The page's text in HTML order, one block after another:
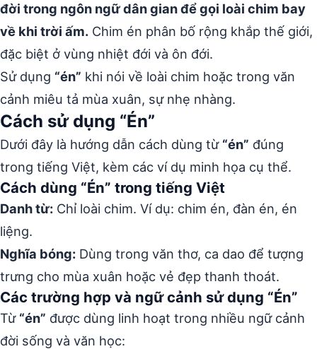
đời trong ngôn ngữ dân gian để gọi loài chim bay
về khi trời ấm. Chim én phân bố rộng khắp thế giới,
đặc biệt ở vùng nhiệt đới và ôn đới.
Sử dụng “én” khi nói về loài chim hoặc trong văn
cảnh miêu tả mùa xuân, sự nhẹ nhàng.
Cách sử dụng “Én”
Dưới đây là hướng dẫn cách dùng từ “én” đúng
trong tiếng Việt, kèm các ví dụ minh họa cụ thể.
Cách dùng “Én” trong tiếng Việt
Danh từ: Chỉ loài chim. Ví dụ: chim én, đàn én, én
liệng.
Nghĩa bóng: Dùng trong văn thơ, ca dao để tượng
trưng cho mùa xuân hoặc vẻ đẹp thanh thoát.
Các trường hợp và ngữ cảnh sử dụng “Én”
Từ “én” được dùng linh hoạt trong nhiều ngữ cảnh
đời sống và văn học: